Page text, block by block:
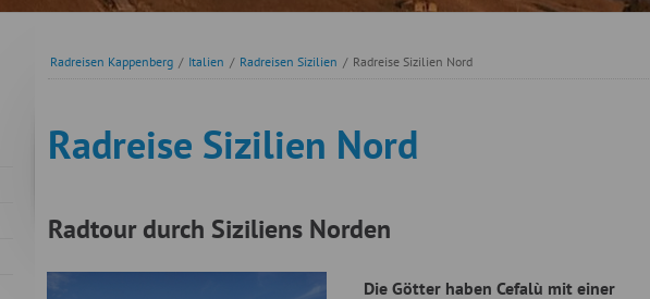
Radreisen Kappenberg / Italien / Radreisen Sizilien / Radreise Sizilien Nord
Radreise Sizilien Nord
Radtour durch Siziliens Norden
Die Götter haben Cefalù mit einer